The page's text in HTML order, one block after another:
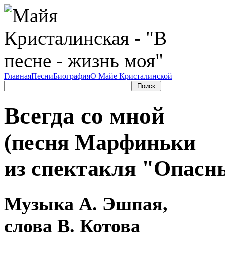
ГлавнаяПесниБиографияО Майе Кристалинской
Всегда со мной
(песня Марфиньки
из спектакля
Музыка А. Эшпая,
слова В. Котова